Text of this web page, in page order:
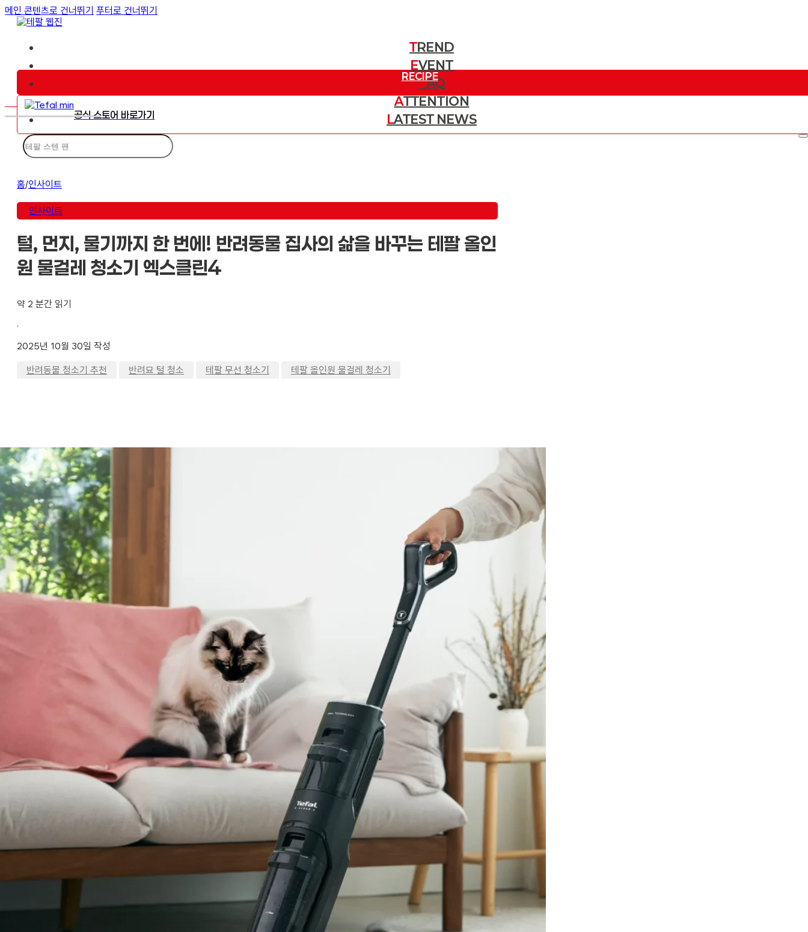
메인 콘텐츠로 건너뛰기 푸터로 건너뛰기
TREND
트렌드
EVENT
이벤트
FAQ
질문
ATTENTION
주목할 소식
LATEST NEWS
최신 뉴스
RECIPE
레시피
공식 스토어 바로가기
검
색
홈/인사이트
인사이트
털, 먼지, 물기까지 한 번에! 반려동물 집사의 삶을 바꾸는 테팔 올인
원 물걸레 청소기 엑스클린4
약 2 분간 읽기
·
2025년 10월 30일 작성
반려동물 청소기 추천 반려묘 털 청소 테팔 무선 청소기 테팔 올인원 물걸레 청소기